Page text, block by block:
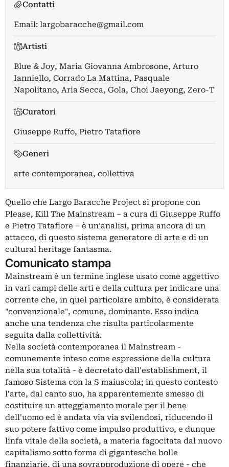
Contatti
Email: largobaracche@gmail.com
Artisti
Blue & Joy, Maria Giovanna Ambrosone, Arturo
Ianniello, Corrado La Mattina, Pasquale
Napolitano, Aria Secca, Gola, Choi Jaeyong, Zero-T
Curatori
Giuseppe Ruffo, Pietro Tatafiore
Generi
arte contemporanea, collettiva
Quello che Largo Baracche Project si propone con
Please, Kill The Mainstream – a cura di Giuseppe Ruffo
e Pietro Tatafiore – è un’analisi, prima ancora di un
attacco, di questo sistema generatore di arte e di un
cultural heritage fantasma.
Comunicato stampa
Mainstream è un termine inglese usato come aggettivo
in vari campi delle arti e della cultura per indicare una
corrente che, in quel particolare ambito, è considerata
"convenzionale", comune, dominante. Esso indica
anche una tendenza che risulta particolarmente
seguita dalla collettività.
Nella società contemporanea il Mainstream -
comunemente inteso come espressione della cultura
nella sua totalità - è decretato dall'establishment, il
famoso Sistema con la S maiuscola; in questo contesto
l'arte, dal canto suo, ha apparentemente smesso di
costituire un atteggiamento morale per il bene
dell'uomo ed è andata via via svilendosi, riducendo il
suo potere fattivo come impulso produttivo, e dunque
linfa vitale della società, a materia fagocitata dal nuovo
capitalismo sotto forma di gigantesche bolle
finanziarie, di una sovrapproduzione di opere - che